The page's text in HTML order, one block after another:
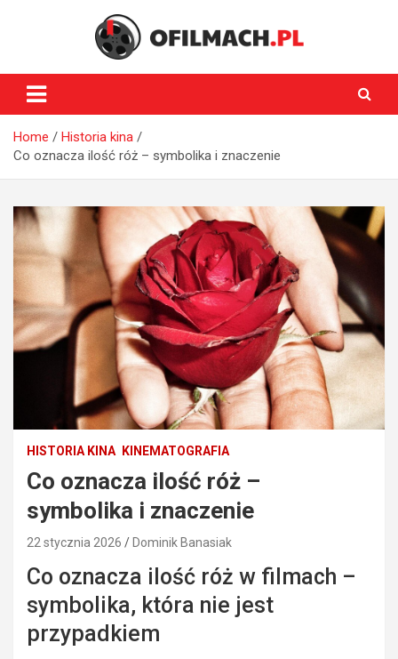
oFilmach.pl
Home
Historia kina
Co oznacza ilość róż – symbolika i znaczenie
HISTORIA KINA KINEMATOGRAFIA
Co oznacza ilość róż –
symbolika i znaczenie
22 stycznia 2026 Dominik Banasiak
Co oznacza ilość róż w filmach –
symbolika, która nie jest
przypadkiem